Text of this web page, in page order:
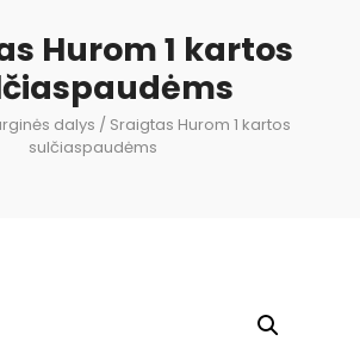
Hurom 1 kartos
dalys / Sraigtas Hurom 1 kartos
sulčiaspaudėms